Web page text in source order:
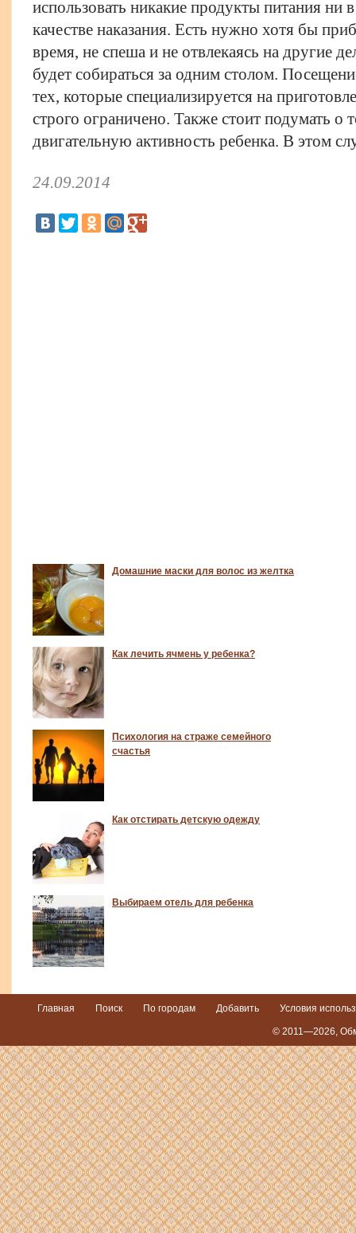
использовать никакие продукты питания ни
качестве наказания. Есть нужно хотя бы
время, не спеша и не отвлекаясь на другие
будет собираться за одним столом.
тех, которые специализируется на
строго ограничено. Также стоит подумать о
двигательную активность ребенка. В этом
24.09.2014
Домашние маски для волос из желтка
Как лечить ячмень у ребенка?
Психология на страже семейного
счастья
Как отстирать детскую одежду
Выбираем отель для ребенка
Главная Поиск По городам Добавить Условия
© 2011—2026,